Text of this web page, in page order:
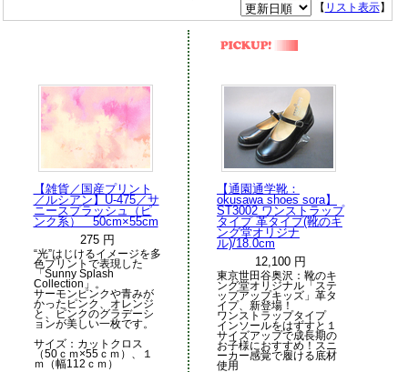
【 リスト表示】
【雑貨／国産プリント
／ルシアン】U-475／サ
ニースプラッシュ（ピ
ンク系） 50cm×55cm
275 円
“光”はじけるイメージを多
色プリントで表現した
「Sunny Splash
Collection」。
サーモンピンクや青みが
かったピンク、オレンジ
と、ピンクのグラデーシ
ョンが美しい一枚です。
サイズ：カットクロス
（50ｃｍ×55ｃｍ）、１
ｍ（幅112ｃｍ）
【通園通学靴：
okusawa shoes sora】
ST3002 ワンストラップ
タイプ 革タイプ(靴のキ
ング堂オリジナ
ル)/18.0cm
12,100 円
東京世田谷奥沢：靴のキ
ング堂オリジナル「ステ
ップアップキッズ」革タ
イプ、新登場！
ワンストラップタイプ
インソールをはずすと１
サイズアップで成長期の
お子様におすすめ！スニ
ーカー感覚で履ける底材
使用